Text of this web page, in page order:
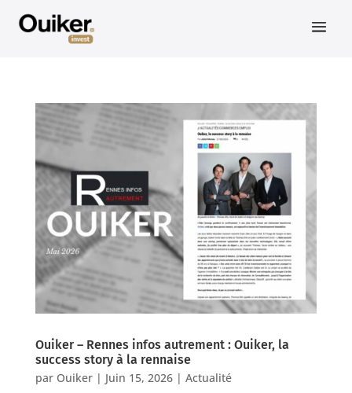
Ouiker – Rennes infos autrement : Ouiker, la
success story à la rennaise
par Ouiker| Juin 15, 2026| Actualité